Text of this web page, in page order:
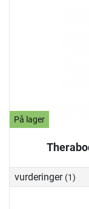
På lager
vurderinger (1)